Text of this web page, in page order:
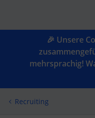
🎉 Unsere
mehrsprachig!
Recruiting